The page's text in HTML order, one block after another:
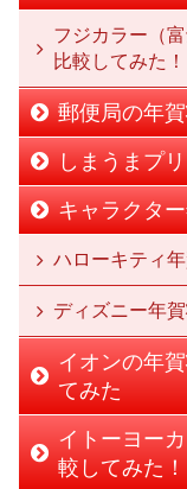
フジカラー（
比較してみた！
郵便局の年
しまうまプ
キャラクタ
ハローキティ
ディズニー年
イオンの年
てみた
イトーヨー
較してみた！